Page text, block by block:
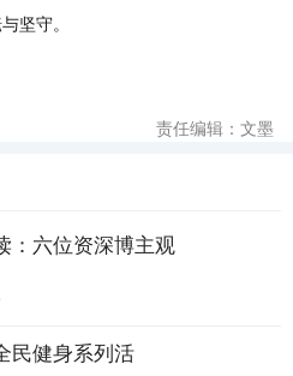
坚守。
责任编辑：文墨
：六位资深博主观
民健身系列活